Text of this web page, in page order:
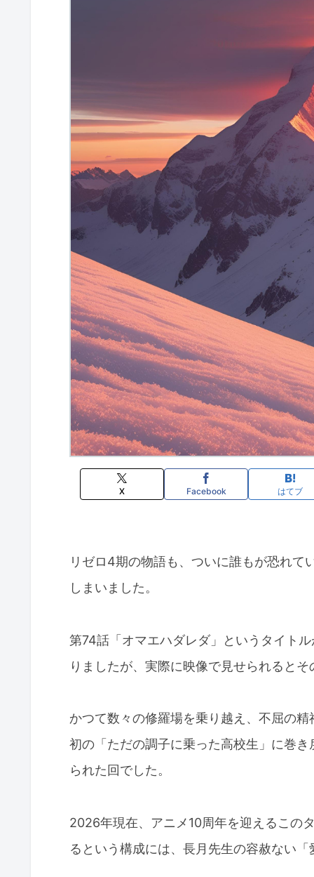
X Facebook はてブ
リゼロ4期の物語も、ついに誰もが恐れて
しまいました。
第74話「オマエハダレダ」というタイト
りましたが、実際に映像で見せられると
かつて数々の修羅場を乗り越え、不屈の
初の「ただの調子に乗った高校生」に巻
られた回でした。
2026年現在、アニメ10周年を迎えるこの
るという構成には、長月先生の容赦ない